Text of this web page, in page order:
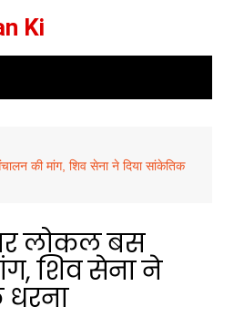
Ki
की मांग, शिव सेना ने दिया सांकेतिक
लोकल बस
शिव सेना ने
धरना